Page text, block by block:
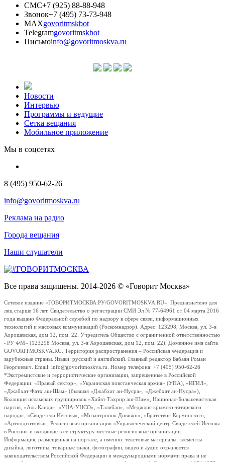
СМС+7 (925) 88-88-948
Звонок+7 (495) 73-73-948
MAXgovoritmskbot
Telegramgovoritmskbot
Письмоinfo@govoritmoskva.ru
Новости
Интервью
Программы и ведущие
Сетка вещания
Мобильное приложение
Мы в соцсетях
8 (495) 950-62-26
info@govoritmoskva.ru
Реклама на радио
Города вещания
Наши слушатели
Все права защищены. 2014-2026 © «Говорит Москва»
Сетевое издание «ГОВОРИТМОСКВА.РУ/GOVORITMOSKVA.RU». Предназначено для
лиц старше 16 лет. Свидетельство о регистрации СМИ Эл № 77-64961 от 04 марта 2016
года выдано Федеральной службой по надзору в сфере связи, информационных
технологий и массовых коммуникаций (Роскомнадзор). Адрес: 123298, Москва, ул. 3-я
Хорошевская, дом 12, пом. 22. Учредитель Общество с ограниченной ответственностью
«РУ ФМ» (123298 Москва, ул. 3-я Хорошевская, дом 12, пом. 22). Доменное имя сайта
GOVORITMOSKVA.RU. Территория распространения – Российская Федерация и
зарубежные страны. Языки: русский и английский. Главный редактор Бабаян Роман
Георгиевич. Email: info@govoritmoskva.ru. Номер телефона: +7 (495) 950-62-26
*Экстремистские и террористические организации, запрещенные в Российской
Федерации: «Правый сектор», «Украинская повстанческая армия» (УПА), «ИГИЛ»,
«Джабхат Фатх аш-Шам» (бывшая «Джабхат ан-Нусра», «Джебхат ан-Нусра»),
Коалиция исламских группировок «Хайят Тахрир аш-Шам», Национал-Большевистская
партия, «Аль-Каида», «УНА-УНСО», «Талибан», «Меджлис крымско-татарского
народа», «Свидетели Иеговы», «Мизантропик Дивижн», «Братство» Корчинского,
«Артподготовка», Религиозная организация «Управленческий центр Свидетелей Иеговы
в России» и входящие в ее структуру местные религиозные организации.
Информация, размещенная на портале, а именно: текстовые материалы, элементы
дизайна, логотипы, товарные знаки, фотографии, видео и аудио охраняются
законодательством Российской Федерации и международными нормами права и не